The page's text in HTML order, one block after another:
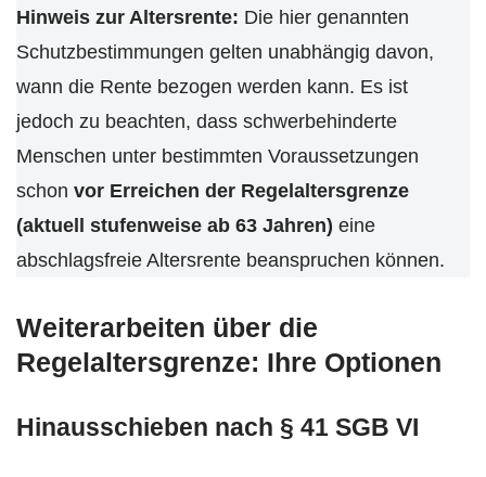
Hinweis zur Altersrente: Die hier genannten
Schutzbestimmungen gelten unabhängig davon,
wann die Rente bezogen werden kann. Es ist
jedoch zu beachten, dass schwerbehinderte
Menschen unter bestimmten Voraussetzungen
schon vor Erreichen der Regelaltersgrenze
(aktuell stufenweise ab 63 Jahren) eine
abschlagsfreie Altersrente beanspruchen können.
Weiterarbeiten über die
Regelaltersgrenze: Ihre Optionen
Hinausschieben nach § 41 SGB VI